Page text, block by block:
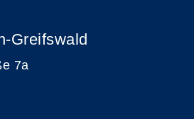
Greifswald
7a